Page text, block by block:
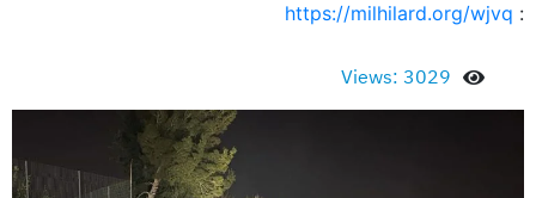
:
https://milhilard.org/wjvq
Views: 3029